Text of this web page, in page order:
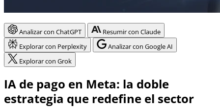
Analizar con ChatGPT
Resumir con Claude
Explorar con Perplexity
Analizar con Google AI
Explorar con Grok
IA de pago en Meta: la doble
estrategia que redefine el sector